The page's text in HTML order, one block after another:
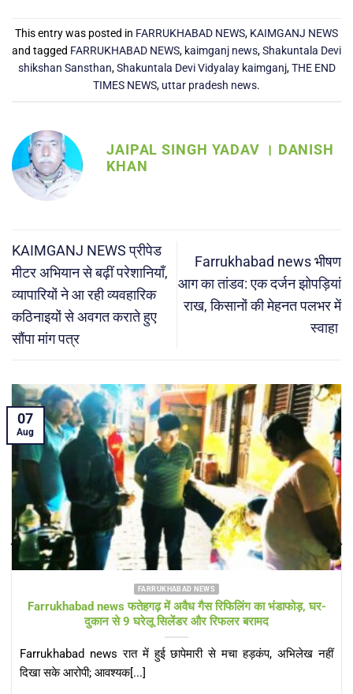
This entry was posted in FARRUKHABAD NEWS, KAIMGANJ NEWS
and tagged FARRUKHABAD NEWS, kaimganj news,Shakuntala Devi
shikshan Sansthan,Shakuntala Devi Vidyalay kaimganj,THE END
TIMES NEWS, uttar pradesh news.
JAIPAL SINGH YADAV । DANISH
KHAN
KAIMGANJ NEWS प्रीपेड
मीटर अभियान से बढ़ीं परेशानियाँ,
व्यापारियों ने आ रही व्यवहारिक
कठिनाइयों से अवगत कराते हुए
सौंपा मांग पत्र
Farrukhabad news भीषण
आग का तांडव: एक दर्जन झोपड़ियां
राख, किसानों की मेहनत पलभर में
स्वाहा
FARRUKHABAD NEWS KAIMGANJ NEWS
KAIMGANJ NEWS प्रधानमंत्री आवास योजना पर उठे सवाल! कच्चे
टीनशेड में गुजर रही जिंदगी, कई बार गुहार के बाद भी नहीं मिला गरीबों को
पक्का आशियाना
KAIMGANJ NEWS कायमगंज, फर्रुखाबाद। केंद्र सरकार की महत्वाकांक्षी
05
Aug